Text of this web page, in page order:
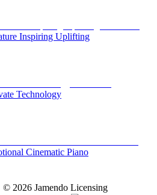
Inspiring Uplifting
Technology
Cinematic Piano
© 2026 Jamendo Licensing